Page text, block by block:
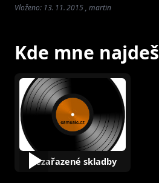
Vloženo: 13. 11. 2015 , martin
Kde mne najdeš
Nezařazené skladby